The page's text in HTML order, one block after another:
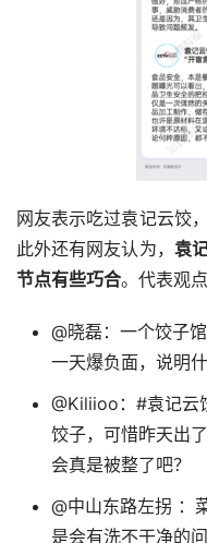
网友表示吃过袁记云饺
此外还有网友认为， 袁
节点有些巧合。代表观点
@晓磊：一个饺子
一天爆负面，说明
@Kiliioo：#袁记云
饺子，可惜昨天出
会真是被整了吧？
@中山东路左拐 ：
是会有洗不干净的